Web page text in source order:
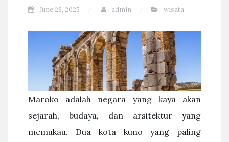
June 28, 2025 admin wisata
Maroko adalah negara yang kaya akan
sejarah, budaya, dan arsitektur yang
memukau. Dua kota kuno yang paling